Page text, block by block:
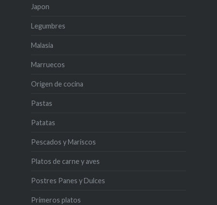
Japon
Legumbres
Malasia
Marruecos
Origen de cocina
Pastas
Patatas
Pescados y Mariscos
Platos de carne y aves
Postres Panes y Dulces
Primeros platos